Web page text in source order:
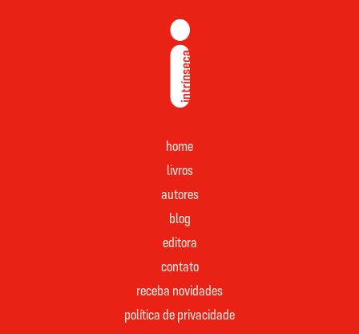
home
livros
autores
blog
editora
contato
receba novidades
política de privacidade